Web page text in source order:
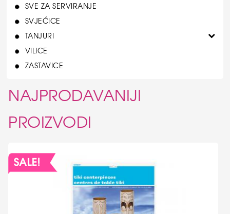
SVE ZA SERVIRANJE
SVJEĆICE
TANJURI
VILICE
ZASTAVICE
NAJPRODAVANIJI
PROIZVODI